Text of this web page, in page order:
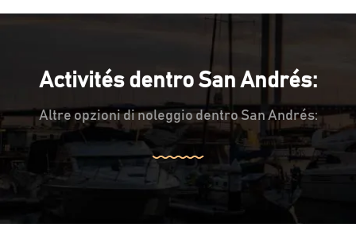
Activités dentro San Andrés:
Altre opzioni di noleggio dentro San Andrés: